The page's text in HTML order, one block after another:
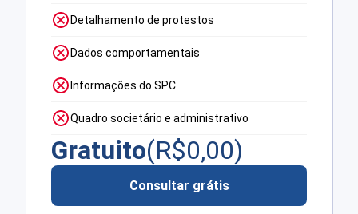
Detalhamento de protestos
Dados comportamentais
Informações do SPC
Quadro societário e administrativo
Gratuito(R$0,00)
Consultar grátis